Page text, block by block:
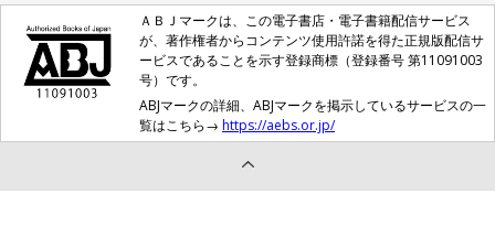
ＡＢＪマークは、この電子書店・電子書籍配信サービス
が、著作権者からコンテンツ使用許諾を得た正規版配信サ
ービスであることを示す登録商標（登録番号 第11091003
号）です。
ABJマークの詳細、ABJマークを掲示しているサービスの一
覧はこちら→ https://aebs.or.jp/